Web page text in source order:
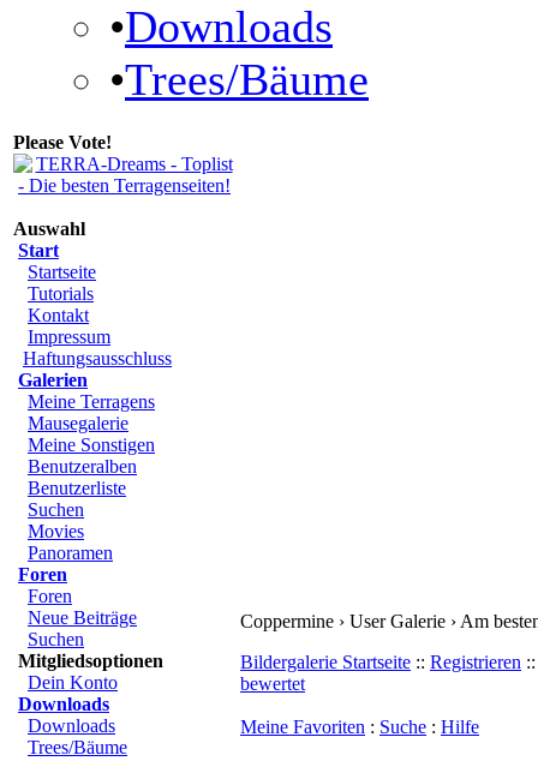
•Downloads
•Trees/Bäume
Please Vote!
Auswahl
Start
Startseite
Tutorials
Kontakt
Impressum
Haftungsausschluss
Galerien
Meine Terragens
Mausegalerie
Meine Sonstigen
Benutzeralben
Benutzerliste
Suchen
Movies
Panoramen
Foren
Foren
Neue Beiträge
Suchen
Mitgliedsoptionen
Dein Konto
Downloads
Downloads
Trees/Bäume
Coppermine › User Galerie › Am
Bildergalerie Startseite ::Registrieren
bewertet
Meine Favoriten:Suche:Hilfe